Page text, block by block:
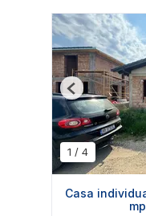
1 / 4
Previous
Casa